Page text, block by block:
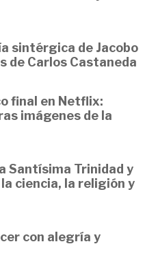
sintérgica de Jacobo
de Carlos Castaneda
final en Netflix:
imágenes de la
Santísima Trinidad y
ciencia, la religión y
con alegría y